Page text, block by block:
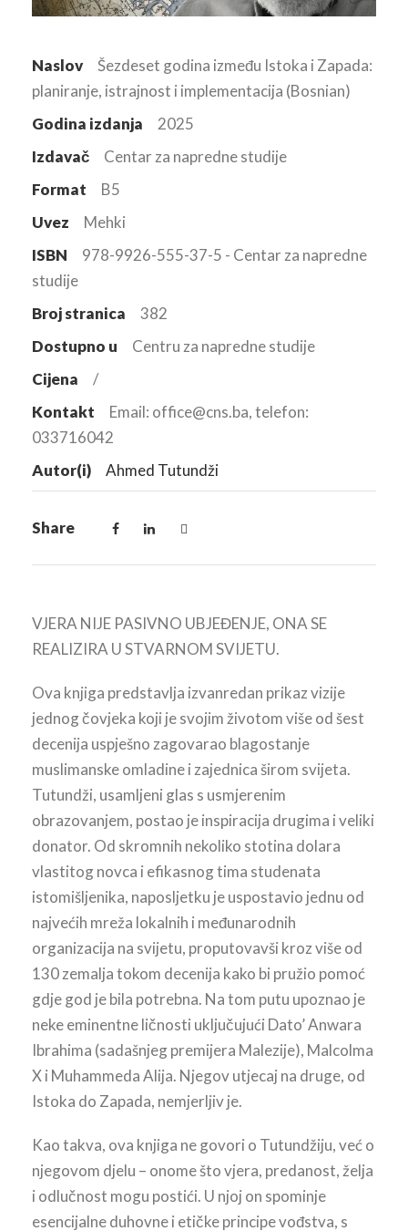
Naslov
Šezdeset godina između Istoka i Zapada:
planiranje, istrajnost i implementacija (Bosnian)
Godina izdanja
2025
Izdavač
Centar za napredne studije
Format
B5
Uvez
Mehki
ISBN
978-9926-555-37-5 - Centar za napredne
studije
Broj stranica
382
Dostupno u
Centru za napredne studije
Cijena
/
Kontakt
Email: office@cns.ba, telefon:
033716042
Autor(i)
Ahmed Tutundži
Share
VJERA NIJE PASIVNO UBJEĐENJE, ONA SE
REALIZIRA U STVARNOM SVIJETU.
Ova knjiga predstavlja izvanredan prikaz vizije
jednog čovjeka koji je svojim životom više od šest
decenija uspješno zagovarao blagostanje
muslimanske omladine i zajednica širom svijeta.
Tutundži, usamljeni glas s usmjerenim
obrazovanjem, postao je inspiracija drugima i veliki
donator. Od skromnih nekoliko stotina dolara
vlastitog novca i efikasnog tima studenata
istomišljenika, naposljetku je uspostavio jednu od
najvećih mreža lokalnih i međunarodnih
organizacija na svijetu, proputovavši kroz više od
130 zemalja tokom decenija kako bi pružio pomoć
gdje god je bila potrebna. Na tom putu upoznao je
neke eminentne ličnosti uključujući Dato’ Anwara
Ibrahima (sadašnjeg premijera Malezije), Malcolma
X i Muhammeda Alija. Njegov utjecaj na druge, od
Istoka do Zapada, nemjerljiv je.
Kao takva, ova knjiga ne govori o Tutundžiju, već o
njegovom djelu – onome što vjera, predanost, želja
i odlučnost mogu postići. U njoj on spominje
esencijalne duhovne i etičke principe vođstva, s